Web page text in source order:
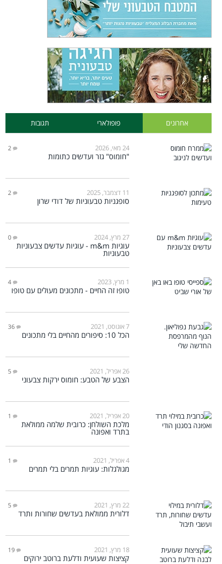
אחרונים פופולארי תגובות
24 מאי, 2026 2
"חומוס" גזר ועדשים כתומות
11 דצמבר, 2025 2
סופגניות טבעוניות של דודי שרון
27 מרץ, 2024 0
עוגיות m&m - עוגיות עדשים צבעוניות
טבעוניות
1 מרץ, 2023 4
טופו זה החיים - מתכונים מעולים עם טופו
7 אוגוסט, 2021 36
הכל 10: סיפורים מהחיים בלי מתכונים
26 אפריל, 2021 5
הצבע של הטבע: חומוס ירקות צבעוני
20 אפריל, 2021 1
מלכת השולחן: כרובית שלמה ממולאת
בתרד ואפונה
4 אפריל, 2021 1
מגולגלות: עוגיות תמרים בלי תמרים
22 מרץ, 2021 5
דלורית ממולאת בעדשים שחורות ותרד
18 מרץ, 2021 19
קציצות שעועית ודלעת ברוטב ירוקים